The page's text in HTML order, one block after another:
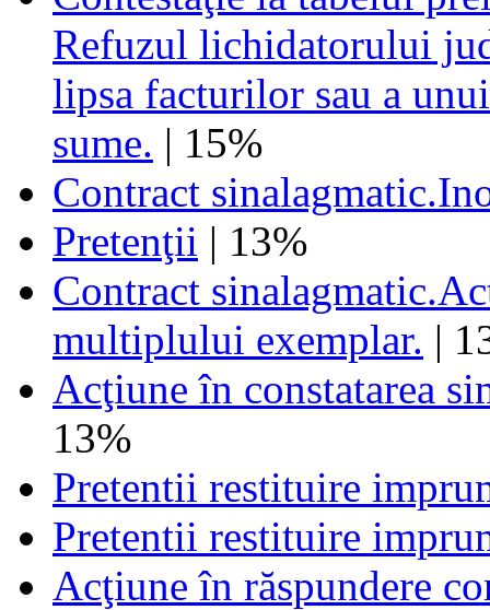
Refuzul lichidatorului
lipsa facturilor sau a
sume. | 15%
Contract
Pretenţii | 13%
Contract
multiplului exemplar. |
Acţiune în constatarea
13%
Pretentii restituire
Pretentii restituire
Acţiune în răspundere